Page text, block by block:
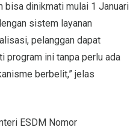
bisa dinikmati mulai 1 Januari
sistem layanan
pelanggan dapat
program ini tanpa perlu ada
berbelit,” jelas
ESDM Nomor